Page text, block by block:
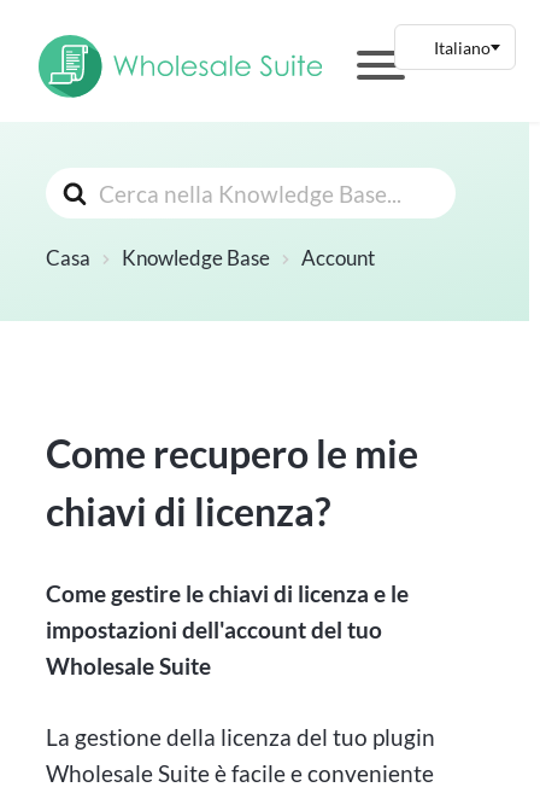
Cerca
Casa Knowledge Base Account
Come recupero le mie
chiavi di licenza?
Come gestire le chiavi di licenza e le
impostazioni dell'account del tuo
Wholesale Suite
La gestione della licenza del tuo plugin
Wholesale Suite è facile e conveniente